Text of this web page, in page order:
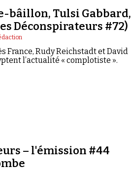
bâillon, Tulsi Gabbard,
Déconspirateurs #72)
France, Rudy Reichstadt et David
l’actualité « complotiste ».
– l'émission #44